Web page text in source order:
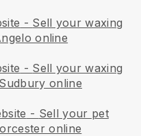
- Sell your waxing
online
- Sell your waxing
online
- Sell your pet
online